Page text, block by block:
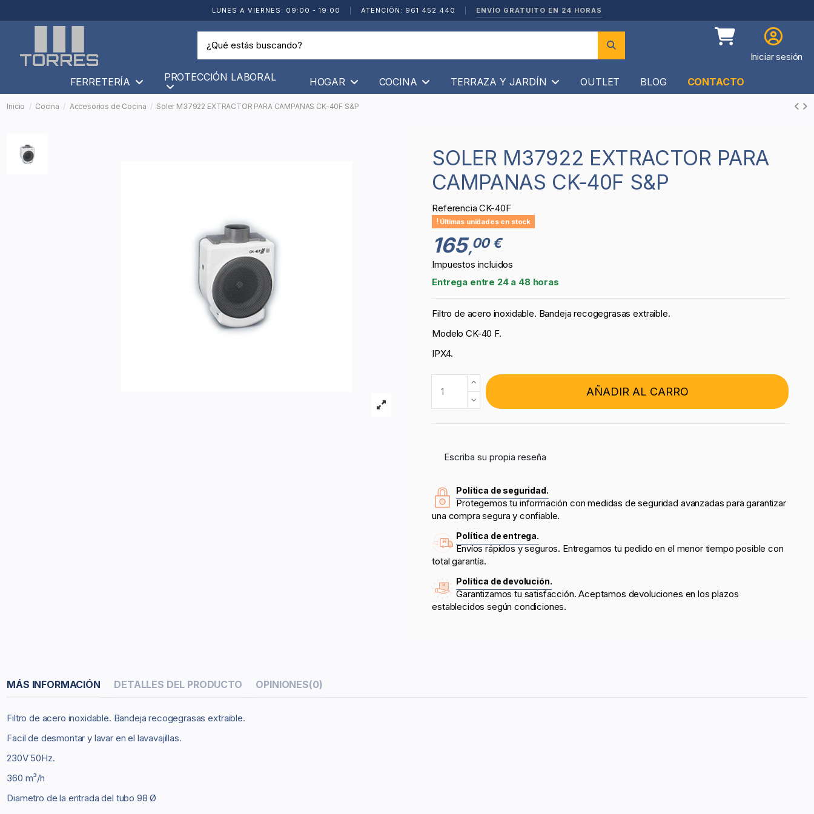
LUNES A VIERNES: 09:00 - 19:00 ATENCIÓN: 961 452 440 ENVÍO GRATUITO EN 24 HORAS
Iniciar sesión
FERRETERÍA PROTECCIÓN LABORAL HOGAR COCINA TERRAZA Y JARDÍN OUTLET BLOG CONTACTO
Inicio Cocina Accesorios de Cocina Soler M37922 EXTRACTOR PARA CAMPANAS CK-40F S&P
SOLER M37922 EXTRACTOR PARA
CAMPANAS CK-40F S&P
Referencia CK-40F
Últimas unidades en stock
165,00 €
Impuestos incluidos
Entrega entre 24 a 48 horas
Filtro de acero inoxidable. Bandeja recogegrasas extraible.
Modelo CK-40 F.
IPX4.
AÑADIR AL CARRO
Escriba su propia reseña
Política de seguridad.
Protegemos tu información con medidas de seguridad avanzadas para garantizar
una compra segura y confiable.
Política de entrega.
Envíos rápidos y seguros. Entregamos tu pedido en el menor tiempo posible con
total garantía.
Política de devolución.
Garantizamos tu satisfacción. Aceptamos devoluciones en los plazos
establecidos según condiciones.
MÁS INFORMACIÓN DETALLES DEL PRODUCTO OPINIONES(0)
Filtro de acero inoxidable. Bandeja recogegrasas extraible.
Facil de desmontar y lavar en el lavavajillas.
230V 50Hz.
360 m³/h
Diametro de la entrada del tubo 98 Ø